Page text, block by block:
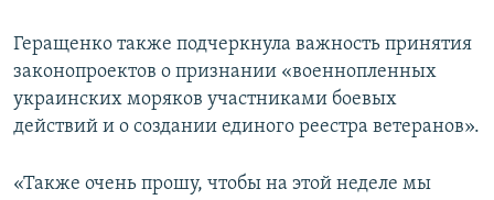
Геращенко также подчеркнула важность принятия
законопроектов о признании «военнопленных
украинских моряков участниками боевых
действий и о создании единого реестра ветеранов».
«Также очень прошу, чтобы на этой неделе мы